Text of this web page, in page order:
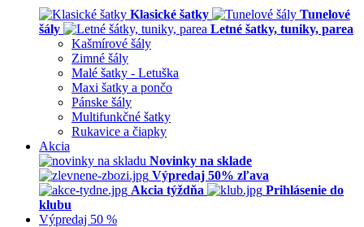
Klasické šatky
Tunelové
šály
Letné šatky, tuniky, parea
Kašmírové šály
Zimné šály
Malé šatky - Letuška
Maxi šatky a pončo
Pánske šály
Multifunkčné šatky
Rukavice a čiapky
Akcia
Novinky na sklade
Výpredaj 50% zľava
Akcia týždňa
Prihlásenie do
klubu
Výpredaj 50 %